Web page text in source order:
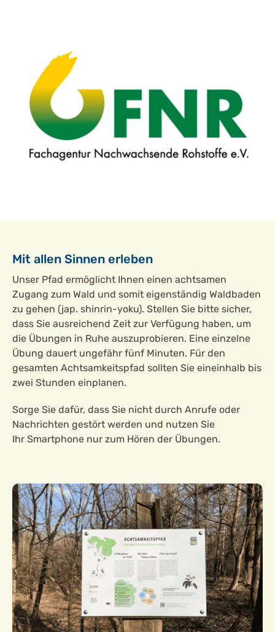
Mit allen Sinnen erleben
Unser Pfad ermöglicht Ihnen einen achtsamen
Zugang zum Wald und somit eigenständig Waldbaden
zu gehen (jap. shinrin-yoku). Stellen Sie bitte sicher,
dass Sie ausreichend Zeit zur Verfügung haben, um
die Übungen in Ruhe auszuprobieren. Eine einzelne
Übung dauert ungefähr fünf Minuten. Für den
gesamten Achtsamkeitspfad sollten Sie eineinhalb bis
zwei Stunden einplanen.
Sorge Sie dafür, dass Sie nicht durch Anrufe oder
Nachrichten gestört werden und nutzen Sie
Ihr Smartphone nur zum Hören der Übungen.